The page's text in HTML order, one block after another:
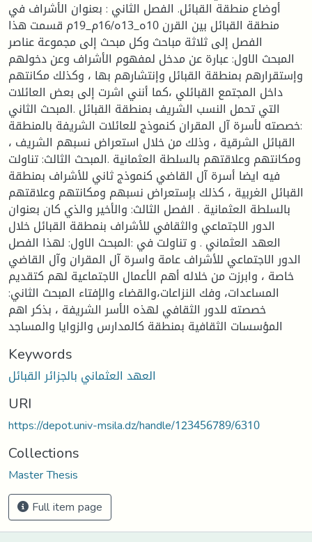
أوضاع منطقة القبائل. الفصل الثاني : بعنوان الأشراف في
منطقة القبائل بين القرن 10ه_13ه/16م_19م قسمت هذا
الفصل إلى ثلاثة مباحث وكل مبحث إلى مجموعة عناصر
المبحث الاول: عبارة عن مدخل لمفهوم الأشراف وعن دخولهم
وإستقرارهم بمنطقة القبائل وإنتشارهم بها ، وكذلك مكانتهم
داخل المجتمع القبائلي ،كما أنني اشرت إلى بعض العائلات
التي تحمل النسب الشريف بمنطقة القبائل .المبحث الثاني
:خصصته لأسرة آل المقران كنموذج للعائلات الشريفة بالمنطقة
القبائل الشرقية ، وذلك من خلال استعراض نسبهم الشريف ،
ومكانتهم وعلاقتهم بالسلطة العثمانية .المبحث الثالث: تناولت
فيه ايضا أسرة آل القاضي كنموذج ثاني للأشراف بمنطقة
القبائل الغربية ، كذلك بإستعراض نسبهم ومكانتهم وعلاقتهم
بالسلطة العثمانية . الفصل الثالث: والأخير والذي كان بعنوان
الدور الاجتماعي والثقافي للأشراف بنمطقة القبائل خلال
العهد العثماني . و تناولت في :المبحث الاول: لهذا الفصل
الدور الاجتماعي للأشراف عامة واسرة آل المقران وآل القاضي
خاصة ، وابرزت من خلاله أهم الأعمال الاجتماعية لهم كتقديم
المساعدات، وفك النزاعات،والقضاء والإفتاء المبحث الثاني:
خصصته للدور الثقافي لهذه الأسر الشريفة ، بذكر اهم
المؤسسات الثقافية بمنطقة كالمدارس والزوايا والمساجد
Keywords
العهد العثماني بالجزائر القبائل
URI
https://depot.univ-msila.dz/handle/123456789/6310
Collections
Master Thesis
Full item page